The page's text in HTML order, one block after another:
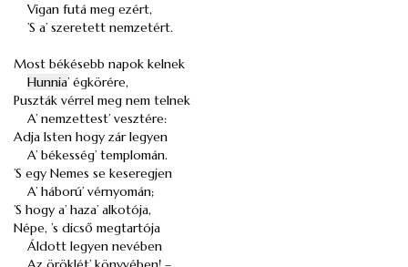
Vigan futá meg ezért,
’S a’ szeretett nemzetért.
Most békésebb napok kelnek
Hunnia’ égkörére,
Puszták vérrel meg nem telnek
A’ nemzettest’ vesztére:
Adja Isten hogy zár legyen
A’ békesség’ templomán.
’S egy Nemes se keseregjen
A’ háború’ vérnyomán;
’S hogy a’ haza’ alkotója,
Népe, ’s dicső megtartója
Áldott legyen nevében